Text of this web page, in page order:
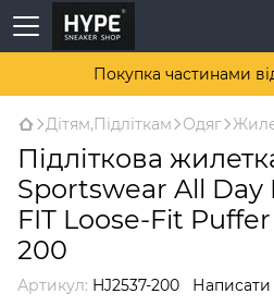
Покупка частинами
Дітям,Підліткам Одяг
Підліткова
Sportswear All Day
FIT Loose-Fit
200
Артикул: HJ2537-200 Написати